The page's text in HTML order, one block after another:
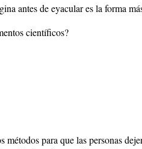
antes de eyacular es la forma
científicos?
métodos para que las personas